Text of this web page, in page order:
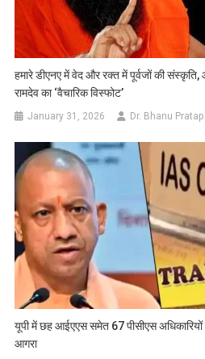
हमारे डीएनए में वेद और रक्त में पूर्वजों की संस्कृति,
रामदेव का ‘वैचारिक विस्फोट’
January 31, 2026 Dr. Bhanu
यूपी में छह आईएएस समेत 67 पीसीएस अधिकारियों
आगरा